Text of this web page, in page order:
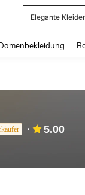
Elegante Kleider
5.00